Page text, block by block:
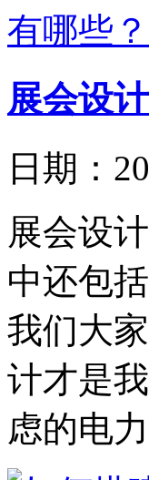
展会设
日期：
展会设
中还包
我们大
计才是
虑的电